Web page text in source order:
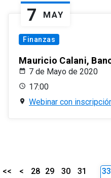
7 MAY
Finanzas
Mauricio Calani,
7 de Mayo de 2020
17:00
Webinar con
<< < 28 29 30
31
33